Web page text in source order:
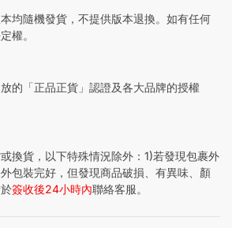
均隨機發貨，不提供版本退換。如有任何
權。
的「正品正貨」認證及各大品牌的授權
換貨，以下特殊情況除外：1)若發現包裹外
包裝完好，但發現商品破損、有異味、顏
簽收後24小時內聯絡客服。